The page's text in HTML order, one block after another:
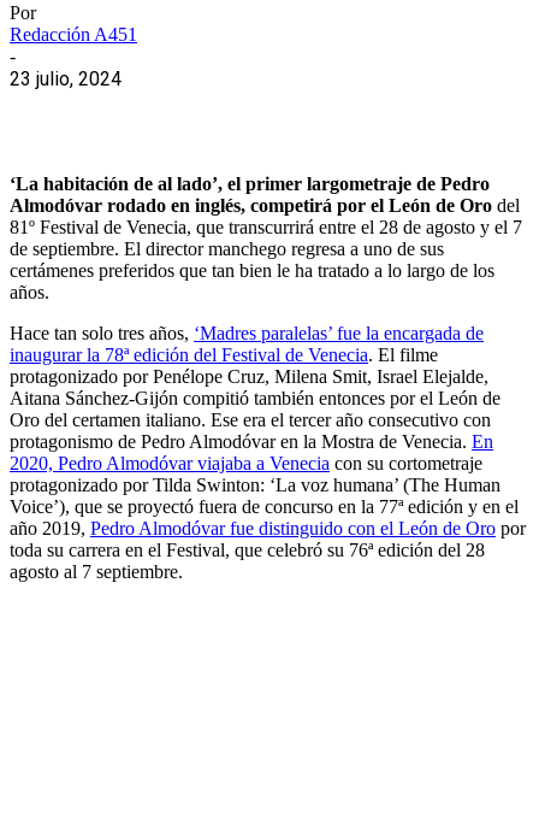
Por
Redacción A451
-
23 julio, 2024
‘La habitación de al lado’, el primer largometraje de Pedro
Almodóvar rodado en inglés, competirá por el León de Oro del
81º Festival de Venecia, que transcurrirá entre el 28 de agosto y el 7
de septiembre. El director manchego regresa a uno de sus
certámenes preferidos que tan bien le ha tratado a lo largo de los
años.
Hace tan solo tres años, ‘Madres paralelas’ fue la encargada de
inaugurar la 78ª edición del Festival de Venecia. El filme
protagonizado por Penélope Cruz, Milena Smit, Israel Elejalde,
Aitana Sánchez-Gijón compitió también entonces por el León de
Oro del certamen italiano. Ese era el tercer año consecutivo con
protagonismo de Pedro Almodóvar en la Mostra de Venecia. En
2020, Pedro Almodóvar viajaba a Venecia con su cortometraje
protagonizado por Tilda Swinton: ‘La voz humana’ (The Human
Voice’), que se proyectó fuera de concurso en la 77ª edición y en el
año 2019, Pedro Almodóvar fue distinguido con el León de Oro por
toda su carrera en el Festival, que celebró su 76ª edición del 28
agosto al 7 septiembre.